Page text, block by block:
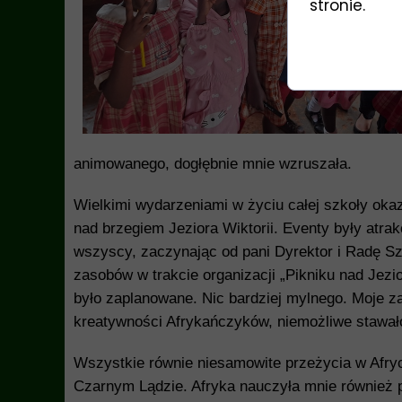
animowanego, dogłębnie mnie wzruszała.
Wielkimi wydarzeniami w życiu całej szkoły
nad brzegiem Jeziora Wiktorii. Eventy były
wszyscy, zaczynając od pani Dyrektor i Radę
zasobów w trakcie organizacji „Pikniku nad
było zaplanowane. Nic bardziej mylnego. Moje
kreatywności Afrykańczyków, niemożliwe
Wszystkie równie niesamowite przeżycia w
Czarnym Lądzie. Afryka nauczyła mnie
stronie.